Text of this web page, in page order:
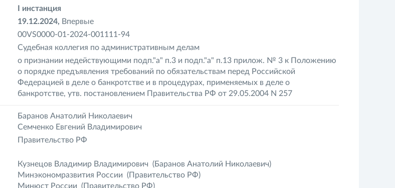
I инстанция
19.12.2024, Впервые
00VS0000-01-2024-001111-94
Судебная коллегия по административным делам
о признании недействующими подп."а" п.3 и подп."а" п.13 прилож. № 3 к Положению
о порядке предъявления требований по обязательствам перед Российской
Федерацией в деле о банкротстве и в процедурах, применяемых в деле о
банкротстве, утв. постановлением Правительства РФ от 29.05.2004 N 257
Баранов Анатолий Николаевич
Семченко Евгений Владимирович
Правительство РФ
Кузнецов Владимир Владимирович (Баранов Анатолий Николаевич)
Минэкономразвития России (Правительство РФ)
Минюст России (Правительство РФ)